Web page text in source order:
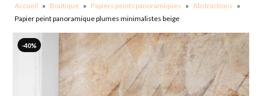
Accueil » Boutique » Papiers peints panoramiques » Abstractions »
Papier peint panoramique plumes minimalistes beige
-40%